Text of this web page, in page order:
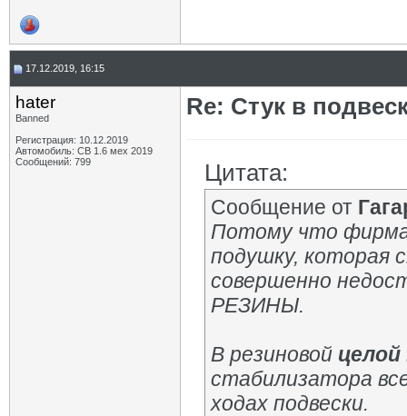
17.12.2019, 16:15
hater
Banned
Регистрация: 10.12.2019
Автомобиль: СВ 1.6 мех 2019
Сообщений: 799
Re: Стук в
Цитата:
Сообщение от
Потому что
подушку, которая
совершенно
РЕЗИНЫ.
В резиновой целой
стабилизатора
ходах подвески.